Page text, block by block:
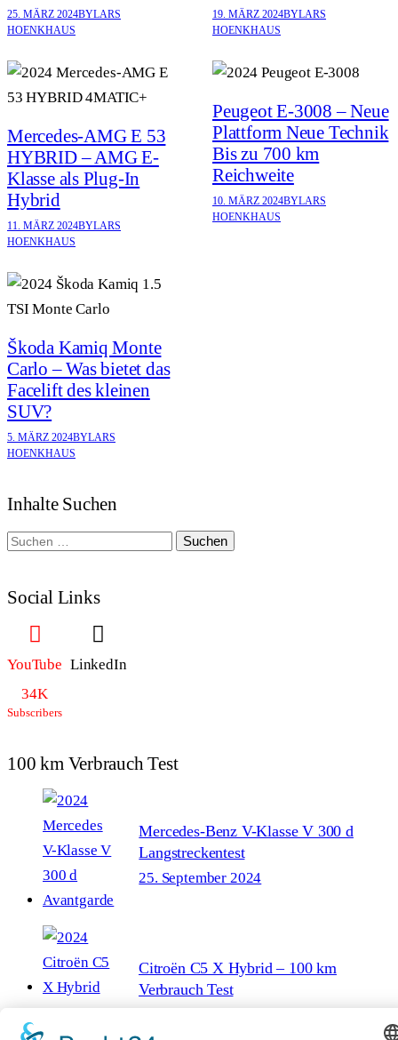
25. MÄRZ 2024BYLARS
HOENKHAUS
19. MÄRZ 2024BYLARS
HOENKHAUS
Mercedes-AMG E 53
HYBRID – AMG E-
Klasse als Plug-In
Hybrid
11. MÄRZ 2024BYLARS
HOENKHAUS
Peugeot E-3008 – Neue
Plattform Neue Technik
Bis zu 700 km
Reichweite
10. MÄRZ 2024BYLARS
HOENKHAUS
Škoda Kamiq Monte
Carlo – Was bietet das
Facelift des kleinen
SUV?
5. MÄRZ 2024BYLARS
HOENKHAUS
Inhalte Suchen
Suchen
Social Links
YouTube
34K
Subscribers
LinkedIn
100 km Verbrauch Test
Mercedes-Benz V-Klasse V 300 d
Langstreckentest
25. September 2024
Citroën C5 X Hybrid – 100 km
Verbrauch Test